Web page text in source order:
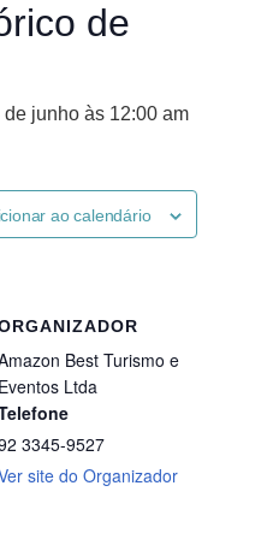
de
de junho às 12:00 am
ao calendário
Best Turismo e
Eventos Ltda
3345-9527
site do Organizador